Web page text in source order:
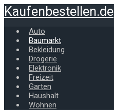
Zum
Hauptinhalt
springen
Kaufenbestellen.de
Auto
Baumarkt
Bekleidung
Drogerie
Elektronik
Freizeit
Garten
Haushalt
Wohnen